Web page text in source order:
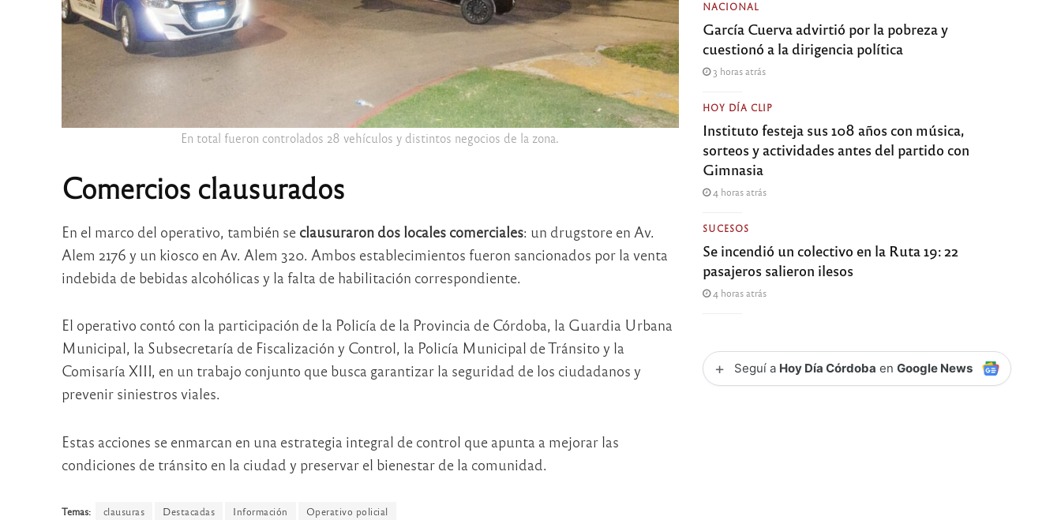
En total fueron controlados 28 vehículos y distintos negocios de la zona.
Comercios clausurados
En el marco del operativo, también seclausuraron dos locales comerciales: un drugstore en Av.
Alem 2176 y un kiosco en Av. Alem 320. Ambos establecimientos fueron sancionados por la venta
indebida de bebidas alcohólicas y la falta de habilitación correspondiente.
El operativo contó con la participación de la Policía de la Provincia de Córdoba, la Guardia Urbana
Municipal, la Subsecretaría de Fiscalización y Control, la Policía Municipal de Tránsito y la
Comisaría XIII, en un trabajo conjunto que busca garantizar la seguridad de los ciudadanos y
prevenir siniestros viales.
Estas acciones se enmarcan en una estrategia integral de control que apunta a mejorar las
condiciones de tránsito en la ciudad y preservar el bienestar de la comunidad.
Temas: clausuras Destacadas Información Operativo policial
NACIONAL
García Cuerva advirtió por la pobreza y
cuestionó a la dirigencia política
3 horas atrás
HOY DÍA CLIP
Instituto festeja sus 108 años con música,
sorteos y actividades antes del partido con
Gimnasia
4 horas atrás
SUCESOS
Se incendió un colectivo en la Ruta 19: 22
pasajeros salieron ilesos
4 horas atrás
+ Seguí a Hoy Día Córdoba enGoogle News